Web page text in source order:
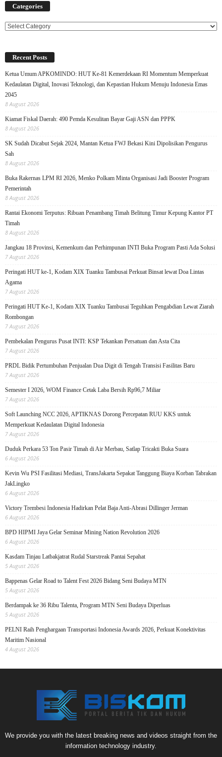
Categories
Categories
Recent Posts
Ketua Umum APKOMINDO: HUT Ke-81 Kemerdekaan RI Momentum Memperkuat
Kedaulatan Digital, Inovasi Teknologi, dan Kepastian Hukum Menuju Indonesia Emas
2045
8 August 2026
Kiamat Fiskal Daerah: 490 Pemda Kesulitan Bayar Gaji ASN dan PPPK
8 August 2026
SK Sudah Dicabut Sejak 2024, Mantan Ketua FWJ Bekasi Kini Dipolisikan Pengurus
Sah
8 August 2026
Buka Rakernas LPM RI 2026, Menko Polkam Minta Organisasi Jadi Booster Program
Pemerintah
8 August 2026
Rantai Ekonomi Terputus: Ribuan Penambang Timah Belitung Timur Kepung Kantor PT
Timah
8 August 2026
Jangkau 18 Provinsi, Kemenkum dan Perhimpunan INTI Buka Program Pasti Ada Solusi
7 August 2026
Peringati HUT ke-1, Kodam XIX Tuanku Tambusai Perkuat Binsat lewat Doa Lintas
Agama
7 August 2026
Peringati HUT Ke-1, Kodam XIX Tuanku Tambusai Teguhkan Pengabdian Lewat Ziarah
Rombongan
7 August 2026
Pembekalan Pengurus Pusat INTI: KSP Tekankan Persatuan dan Asta Cita
7 August 2026
PRDL Bidik Pertumbuhan Penjualan Dua Digit di Tengah Transisi Fasilitas Baru
7 August 2026
Semester I 2026, WOM Finance Cetak Laba Bersih Rp96,7 Miliar
7 August 2026
Soft Launching NCC 2026, APTIKNAS Dorong Percepatan RUU KKS untuk
Memperkuat Kedaulatan Digital Indonesia
7 August 2026
Duduk Perkara 53 Ton Pasir Timah di Air Merbau, Satlap Tricakti Buka Suara
6 August 2026
Kevin Wu PSI Fasilitasi Mediasi, TransJakarta Sepakat Tanggung Biaya Korban Tabrakan
JakLingko
6 August 2026
Victory Trembesi Indonesia Hadirkan Pelat Baja Anti-Abrasi Dillinger Jerman
6 August 2026
BPD HIPMI Jaya Gelar Seminar Mining Nation Revolution 2026
6 August 2026
Kasdam Tinjau Latbakjatrat Rudal Starstreak Pantai Sepahat
5 August 2026
Bappenas Gelar Road to Talent Fest 2026 Bidang Seni Budaya MTN
5 August 2026
Berdampak ke 36 Ribu Talenta, Program MTN Seni Budaya Diperluas
5 August 2026
PELNI Raih Penghargaan Transportasi Indonesia Awards 2026, Perkuat Konektivitas
Maritim Nasional
4 August 2026
We provide you with the latest breaking news and videos straight from the
information technology industry.